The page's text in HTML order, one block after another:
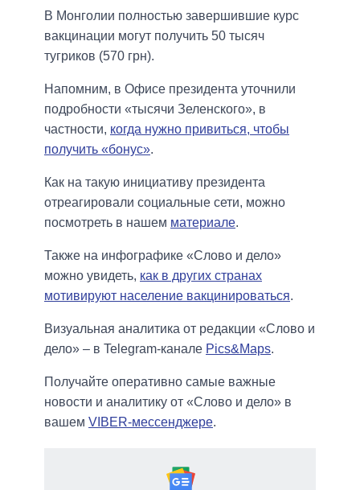
В Монголии полностью завершившие курс
вакцинации могут получить 50 тысяч
тугриков (570 грн).
Напомним, в Офисе президента уточнили
подробности «тысячи Зеленского», в
частности, когда нужно привиться, чтобы
получить «бонус».
Как на такую ​​инициативу президента
отреагировали социальные сети, можно
посмотреть в нашем материале.
Также на инфографике «Слово и дело»
можно увидеть, как в других странах
мотивируют население вакцинироваться.
Визуальная аналитика от редакции «Слово и
дело» – в Telegram-канале Pics&Maps.
Получайте оперативно самые важные
новости и аналитику от «Слово и дело» в
вашем VIBER-мессенджере.